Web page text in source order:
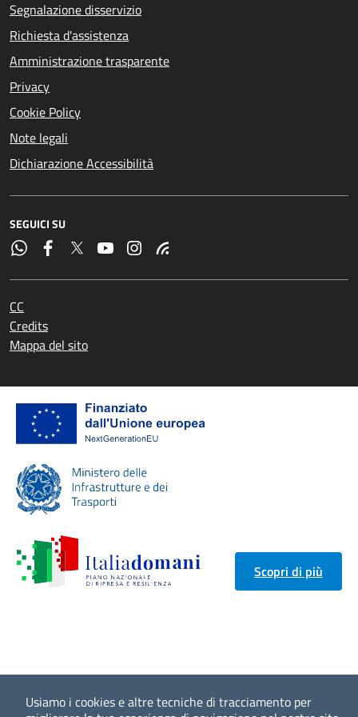
Usiamo i cookies e altre tecniche di tracciamento per
Segnalazione disservizio
Richiesta d'assistenza
Amministrazione trasparente
Privacy
Cookie Policy
Note legali
Dichiarazione Accessibilità
SEGUICI SU
CC
Credits
Mappa del sito
Scopri di più